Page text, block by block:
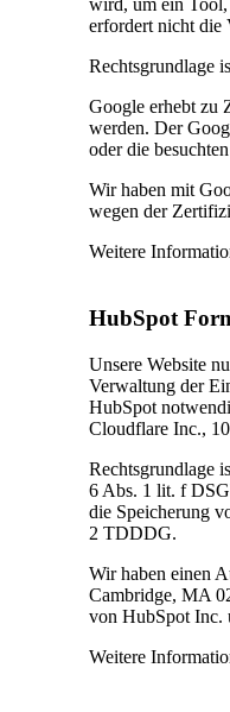
erfordert nicht die
Rechtsgrundlage
Google erhebt zu
werden. Der
oder die
Wir haben mit
wegen der
Weitere
HubSpot
Unsere Website
Verwaltung der
HubSpot
Cloudflare Inc.,
Rechtsgrundlage
6 Abs. 1 lit. f
die Speicherung
2 TDDDG.
Wir haben einen
Cambridge, MA
von HubSpot Inc.
Weitere